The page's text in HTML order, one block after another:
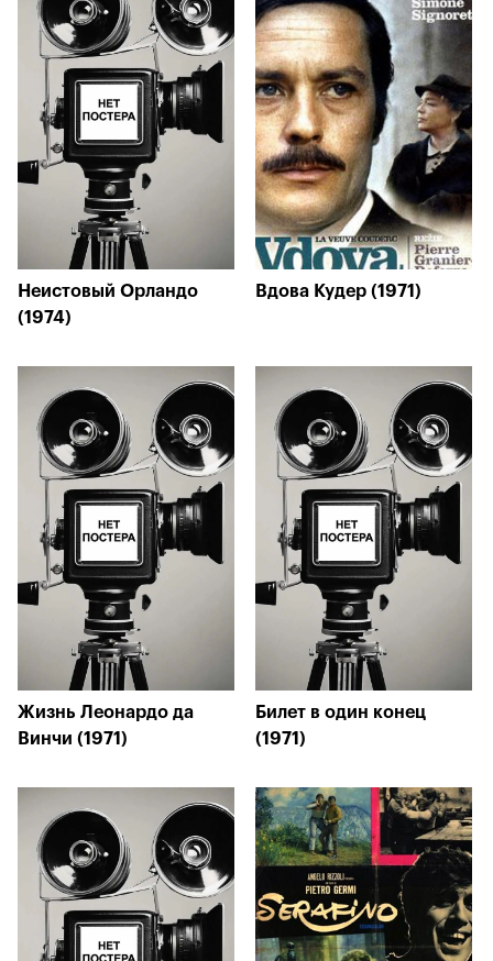
Неистовый Орландо
(1974)
Вдова Кудер (1971)
Жизнь Леонардо да
Винчи (1971)
Билет в один конец
(1971)